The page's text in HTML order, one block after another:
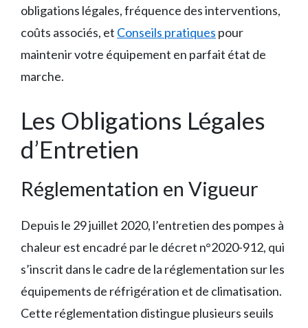
obligations légales, fréquence des interventions,
coûts associés, et Conseils pratiques pour
maintenir votre équipement en parfait état de
marche.
Les Obligations Légales
d’Entretien
Réglementation en Vigueur
Depuis le 29 juillet 2020, l’entretien des pompes à
chaleur est encadré par le décret n°2020-912, qui
s’inscrit dans le cadre de la réglementation sur les
équipements de réfrigération et de climatisation.
Cette réglementation distingue plusieurs seuils